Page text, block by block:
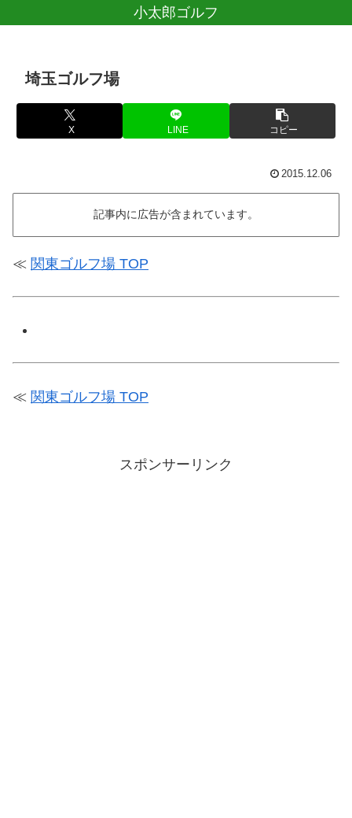
小太郎ゴルフ
埼玉ゴルフ場
X LINE コピー
2015.12.06
記事内に広告が含まれています。
≪ 関東ゴルフ場 TOP
≪ 関東ゴルフ場 TOP
スポンサーリンク